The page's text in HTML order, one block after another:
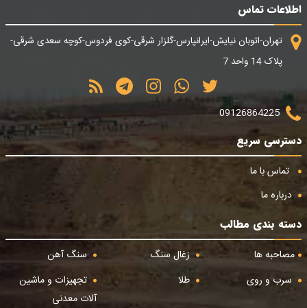
اطلاعات تماس
تهران-اتوبان نیایش-ایرانپارس-گلزار شرقی-کوی فردوس-کوچه سعدی شرقی-
پلاک 14 واحد 7
09126864225
دسترسی سریع
تماس با ما
درباره ما
دسته بندی مطالب
مصاحبه ها
زغال سنگ
سنگ آهن
سرب و روی
طلا
تجهیزات و ماشین
آلات معدنی